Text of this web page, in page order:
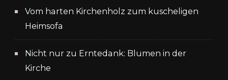
Vom harten Kirchenholz zum kuscheligen
Heimsofa
Nicht nur zu Erntedank: Blumen in der
Kirche